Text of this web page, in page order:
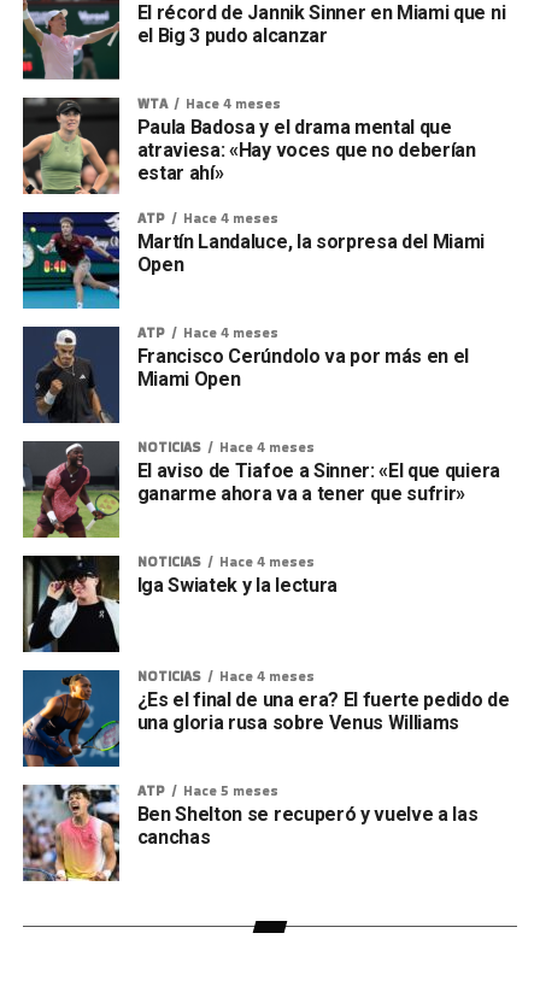
El récord de Jannik Sinner en Miami que ni
el Big 3 pudo alcanzar
WTA Hace 4 meses
Paula Badosa y el drama mental que
atraviesa: «Hay voces que no deberían
estar ahí»
ATP Hace 4 meses
Martín Landaluce, la sorpresa del Miami
Open
ATP Hace 4 meses
Francisco Cerúndolo va por más en el
Miami Open
NOTICIAS Hace 4 meses
El aviso de Tiafoe a Sinner: «El que quiera
ganarme ahora va a tener que sufrir»
NOTICIAS Hace 4 meses
Iga Swiatek y la lectura
NOTICIAS Hace 4 meses
¿Es el final de una era? El fuerte pedido de
una gloria rusa sobre Venus Williams
ATP Hace 5 meses
Ben Shelton se recuperó y vuelve a las
canchas